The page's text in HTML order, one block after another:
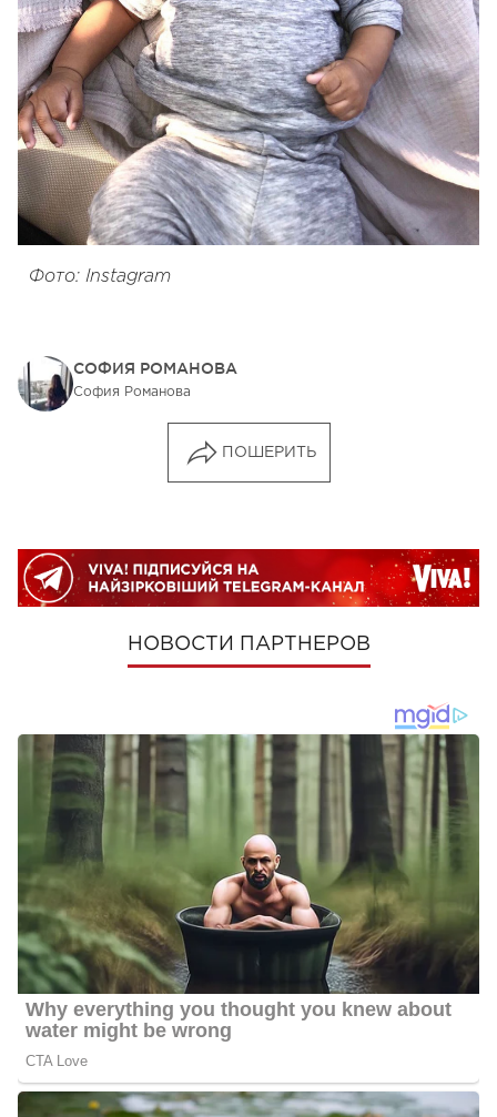
Фото: Instagram
СОФИЯ РОМАНОВА
София Романова
ПОШЕРИТЬ
НОВОСТИ ПАРТНЕРОВ